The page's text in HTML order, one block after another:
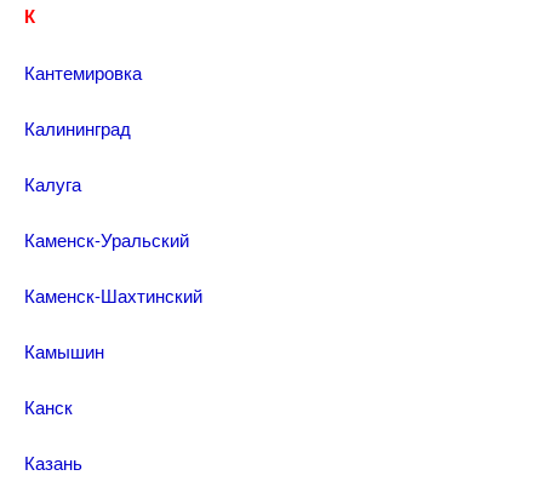
К
Кантемировка
Калининград
Калуга
Каменск-Уральский
Каменск-Шахтинский
Камышин
Канск
Казань